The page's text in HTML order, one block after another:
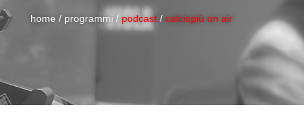
home / programmi / podcast / calciopiù on air